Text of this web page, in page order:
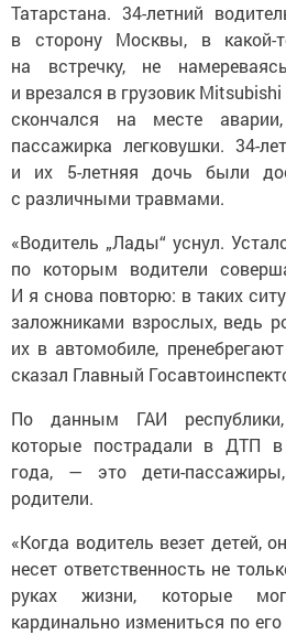
Татарстана. 34-летний
в сторону Москвы, в
на встречку, не
и врезался в грузовик
скончался на месте
пассажирка легковушки. 34-
и их 5-летняя дочь были
с различными травмами.
«Водитель „Лады“ уснул.
по которым водители
И я снова повторю: в таких
заложниками взрослых, ведь
их в автомобиле,
сказал Главный
По данным ГАИ
которые пострадали в ДТП в
года, — это дети-
родители.
«Когда водитель везет детей,
несет ответственность не
руках жизни, которые
кардинально измениться по